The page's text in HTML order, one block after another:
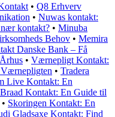
• Q8 Erhverv
• Nuwas kontakt:
kontakt? • Minuba
Behov • Memira
Danske Bank – Få
• Værnepligt Kontakt:
• Tradera
Live Kontakt: En
Kontakt: En Guide til
• Skoringen Kontakt: En
Gladsaxe Kontakt: Find